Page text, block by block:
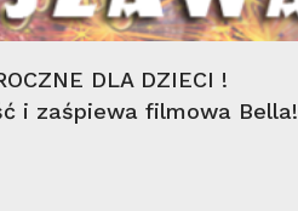
DLA DZIECI !
i zaśpiewa filmowa Bella!